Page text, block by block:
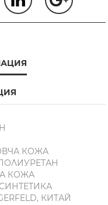
КОЖА
КОЖА
СИНТЕТИКА
КИТАЙ